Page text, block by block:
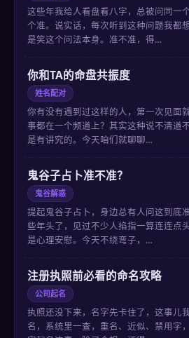
这些年我给人看盘看八字，总被问同
个准。说实话，每次听到这种问题我都
是笑这个问法本身。准不准，得…
你和TA的命盘共振度
姓名配对
你有没有遇到过这样的人，第一次见面
事都在一个频道上？其实这种说不清道
是有讲究的。今天咱们就聊聊…
鬼谷子占卜准不准？
鬼谷解惑
提起鬼谷子占卜，身边总有人问这到底
些年头了，见过不少人掐指一算连连点
是心理安慰。今天不绕弯子，…
注册执照前必看的命名攻略
公司起名
执照还没下来，名字先卡住了，这事儿
名，系统里一查，重名、近似、禁用字